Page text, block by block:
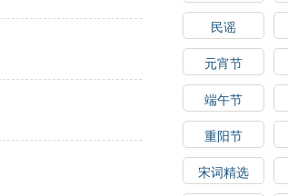
民谣
元宵节
端午节
重阳节
宋词精选